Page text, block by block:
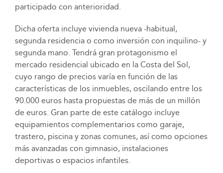
participado con anterioridad.
Dicha oferta incluye vivienda nueva -habitual,
segunda residencia o como inversión con inquilino- y
segunda mano. Tendrá gran protagonismo el
mercado residencial ubicado en la Costa del Sol,
cuyo rango de precios varía en función de las
características de los inmuebles, oscilando entre los
90.000 euros hasta propuestas de más de un millón
de euros. Gran parte de este catálogo incluye
equipamientos complementarios como garaje,
trastero, piscina y zonas comunes, así como opciones
más avanzadas con gimnasio, instalaciones
deportivas o espacios infantiles.